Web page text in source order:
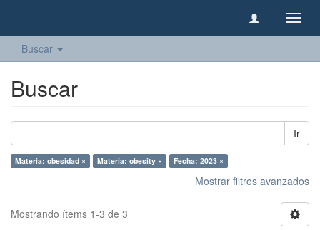
Buscar
Buscar
Ir
Materia: obesidad × Materia: obesity × Fecha: 2023 ×
Mostrar filtros avanzados
Mostrando ítems 1-3 de 3